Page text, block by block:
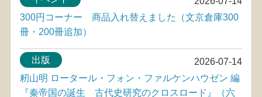
300円コーナー 商品入れ替えました（文京倉庫300
冊・200冊追加）
2026-07-14
出版
籾山明 ロータール・フォン・ファルケンハウゼン 編
『秦帝国の誕生 古代史研究のクロスロード』（六